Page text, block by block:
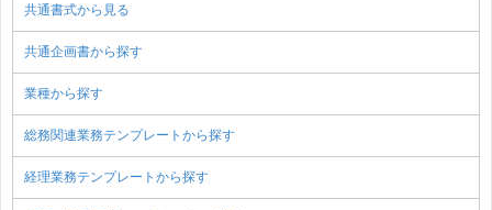
共通書式から見る
共通企画書から探す
業種から探す
総務関連業務テンプレートから探す
経理業務テンプレートから探す